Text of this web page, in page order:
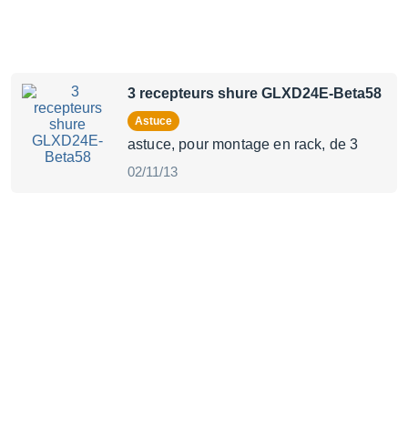
3 recepteurs shure GLXD24E-Beta58
Astuce
astuce, pour montage en rack, de 3
02/11/13